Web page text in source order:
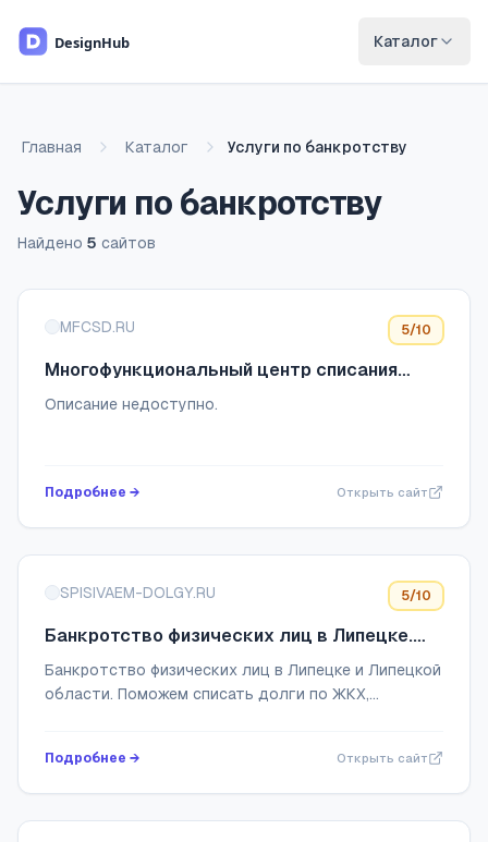
Каталог
Главная Каталог Услуги по банкротству
Услуги по банкротству
Найдено 5 сайтов
Список сайтов
MFCSD.RU 5/10
Многофункциональный центр списания
долгов
Описание недоступно.
Подробнее → Открыть сайт
SPISIVAEM-DOLGY.RU 5/10
Банкротство физических лиц в Липецке.
Центр правовой защиты
Банкротство физических лиц в Липецке и Липецкой
области. Поможем списать долги по ЖКХ,
Бесплатная к...
Подробнее → Открыть сайт